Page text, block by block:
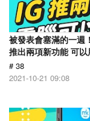
被發表會塞滿的一
推出兩項新功能 可
# 38
2021-10-21 09:08